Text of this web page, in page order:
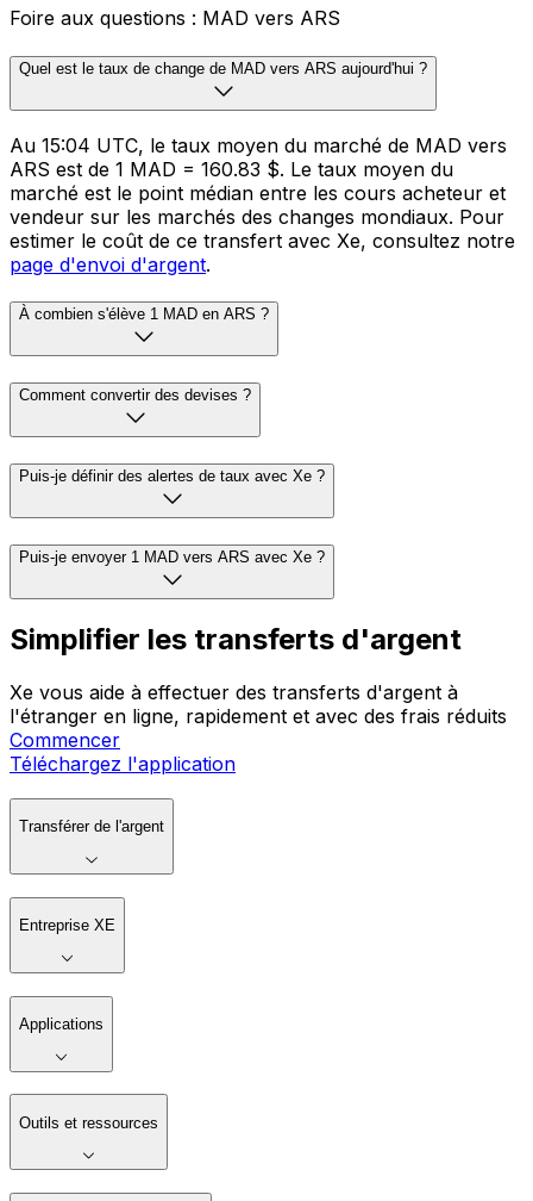
Foire aux questions : MAD vers ARS
Quel est le taux de change de MAD vers ARS aujourd'hui ?
Au 15:04 UTC, le taux moyen du marché de MAD vers
ARS est de 1 MAD = 160.83 $. Le taux moyen du
marché est le point médian entre les cours acheteur et
vendeur sur les marchés des changes mondiaux. Pour
estimer le coût de ce transfert avec Xe, consultez notre
page d'envoi d'argent.
À combien s'élève 1 MAD en ARS ?
Comment convertir des devises ?
Puis-je définir des alertes de taux avec Xe ?
Puis-je envoyer 1 MAD vers ARS avec Xe ?
Simplifier les transferts d'argent
Xe vous aide à effectuer des transferts d'argent à
l'étranger en ligne, rapidement et avec des frais réduits
Commencer
Téléchargez l'application
Transférer de l'argent
Entreprise XE
Applications
Outils et ressources